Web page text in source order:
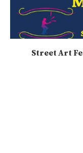
Street Art